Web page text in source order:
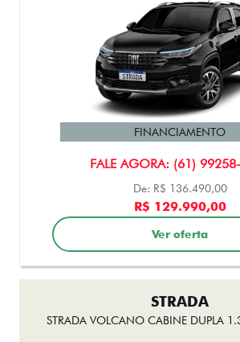
FALE AGORA: (61)
FINANCIAMENTO
De: R$ 136.490,00
R$ 129.990,00
Ver oferta
STRADA
STRADA VOLCANO CABINE DUPLA